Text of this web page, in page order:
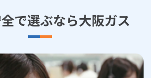
で選ぶなら大阪ガス